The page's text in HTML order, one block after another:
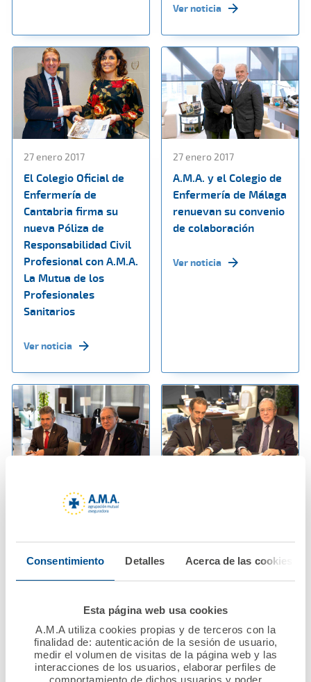
Consentimiento Detalles Acerca de las cookies
Esta página web usa cookies
A.M.A utiliza cookies propias y de terceros con la
finalidad de: autenticación de la sesión de usuario,
medir el volumen de visitas de la página web y las
interacciones de los usuarios, elaborar perfiles de
comportamiento de dichos usuarios y poder
Ver noticia
27 enero 2017
El Colegio Oficial de
Enfermería de
Cantabria firma su
nueva Póliza de
Responsabilidad Civil
Profesional con A.M.A.
La Mutua de los
Profesionales
Sanitarios
Ver noticia
27 enero 2017
A.M.A. y el Colegio de
Enfermería de Málaga
renuevan su convenio
de colaboración
Ver noticia
02 enero 2017
El Colegio de
nueva póliza de
Responsabilidad Civil
Ver noticia
Región y A.M.A.
renuevan su convenio
Ver noticia